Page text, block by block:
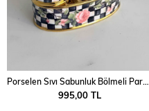
Porselen Sıvı Sabunluk Bölmeli Paradise
995,00 TL